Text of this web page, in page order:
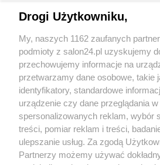
Sport
Społeczeństwo
Kultura
X Facebook
Drogi Użytkowniku,
My, naszych 1162 zaufanych
podmioty z salon24.pl uzyskujemy
przechowujemy informacje na
przetwarzamy dane osobowe, takie
identyfikatory, standardowe
urządzenie czy dane przeglądania
spersonalizowanych reklam, wybór
treści, pomiar reklam i treści,
ulepszanie usług. Za zgodą
Partnerzy możemy używać